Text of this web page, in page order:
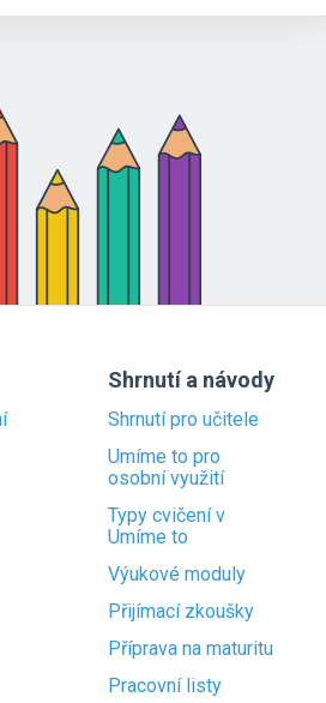
Shrnutí a návody
Shrnutí pro učitele
Umíme to pro
osobní využití
Typy cvičení v
Umíme to
Výukové moduly
Přijímací zkoušky
Příprava na maturitu
Pracovní listy